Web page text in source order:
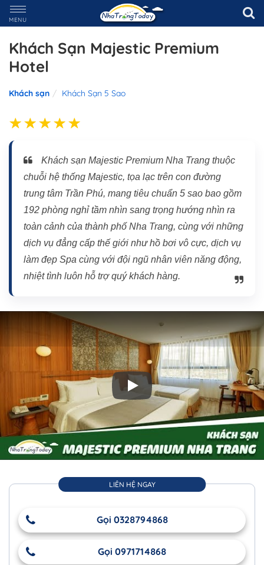
MENU
Khách Sạn Majestic Premium
Hotel
Khách sạn Khách Sạn 5 Sao
Khách sạn Majestic Premium Nha Trang thuộc
chuỗi hệ thống Majestic, tọa lạc trên con đường
trung tâm Trần Phú, mang tiêu chuẩn 5 sao bao gồm
192 phòng nghỉ tầm nhìn sang trọng hướng nhìn ra
toàn cảnh của thành phố Nha Trang, cùng với những
dịch vụ đẳng cấp thế giới như hồ bơi vô cực, dịch vụ
làm đẹp Spa cùng với đội ngũ nhân viên năng động,
nhiệt tình luôn hỗ trợ quý khách hàng.
Play: Khách Sạn Majestic
LIÊN HỆ NGAY
Gọi 0328794868
Gọi 0971714868